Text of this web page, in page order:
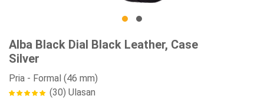
Alba Black Dial Black Leather, Case
Silver
Pria - Formal (46 mm)
(30) Ulasan